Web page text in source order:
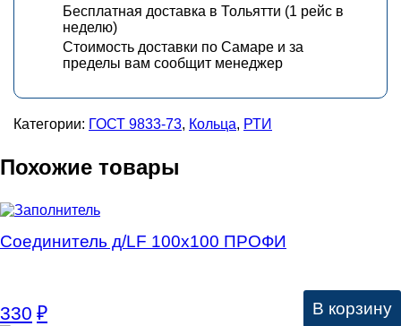
Бесплатная доставка в Тольятти (1 рейс в
неделю)
Стоимость доставки по Самаре и за
пределы вам сообщит менеджер
Категории: ГОСТ 9833-73, Кольца, РТИ
Похожие товары
Соединитель д/LF 100х100 ПРОФИ
330 ₽ В корзину